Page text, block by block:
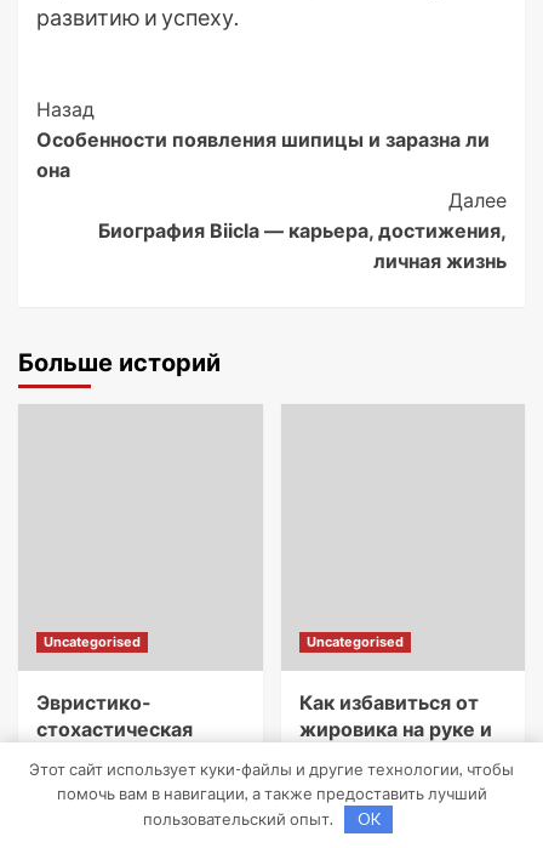
развитию и успеху.
Post
Navigation
Назад
Особенности появления шипицы и заразна ли
она
Далее
Биография Biicla — карьера, достижения,
личная жизнь
Больше историй
Uncategorised
Эвристико-
стохастическая
следа:
децентрализованный
Uncategorised
Как избавиться от
жировика на руке и
последствия
pristroykin_
27 апреля 2022
Этот сайт использует куки-файлы и другие технологии, чтобы
помочь вам в навигации, а также предоставить лучший
пользовательский опыт.
OK